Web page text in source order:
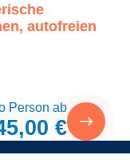
autofreien
Person ab
€